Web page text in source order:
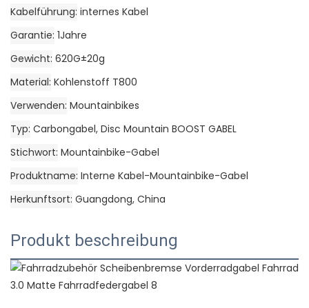
Kabelführung internes Kabel
Garantie 1Jahre
Gewicht 620G±20g
Material Kohlenstoff T800
Verwenden Mountainbikes
Typ Carbongabel, Disc Mountain BOOST GABEL
Stichwort Mountainbike-Gabel
Produktname Interne Kabel-Mountainbike-Gabel
Herkunftsort Guangdong, China
Produkt beschreibung